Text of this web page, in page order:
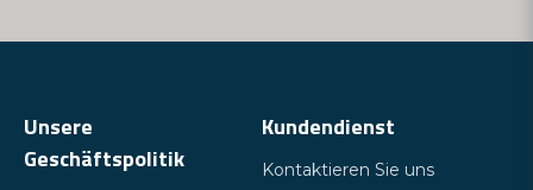
Unsere
Geschäftspolitik
Kundendienst
Kontaktieren Sie uns